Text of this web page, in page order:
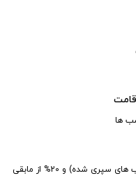
کسر مبلغ دو شب اول رزرو (علاوه بر شب های سپری شده) و 20% از مابقی